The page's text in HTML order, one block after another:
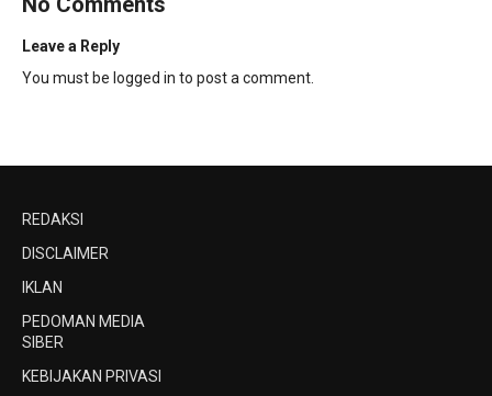
Leave a Reply
You must be logged in to post a comment.
REDAKSI
DISCLAIMER
IKLAN
PEDOMAN MEDIA
SIBER
KEBIJAKAN PRIVASI